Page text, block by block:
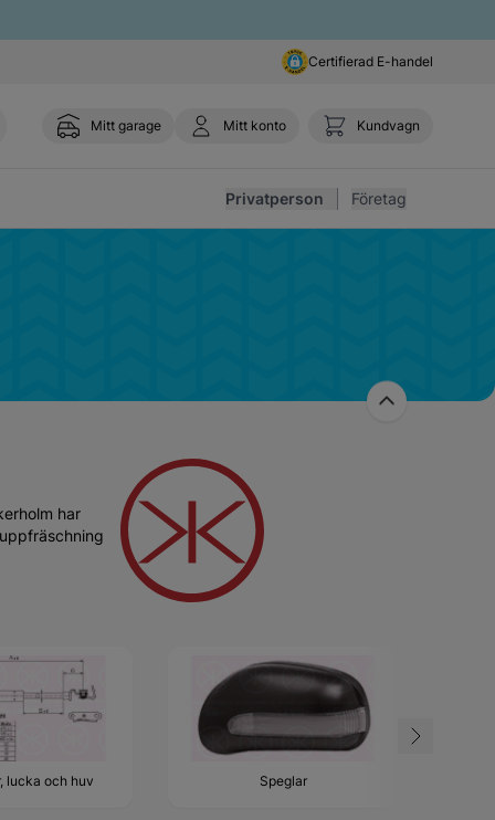
Certifierad E-handel
Mitt garage Mitt konto Kundvagn
Privatperson Företag
har
lucka och huv Speglar